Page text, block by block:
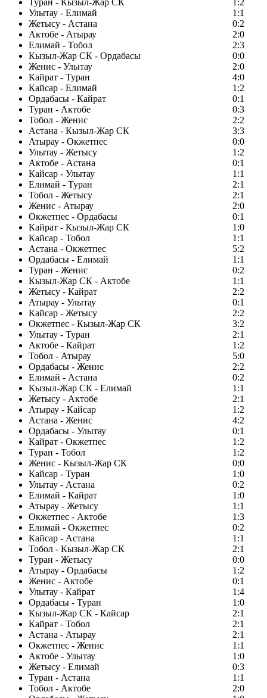
Туран - Кызыл-Жар СК
1:2
Улытау - Елимай
1:1
Жетысу - Астана
0:2
Актобе - Атырау
2:0
Елимай - Тобол
2:3
Кызыл-Жар СК - Ордабасы
0:0
Женис - Улытау
2:0
Кайрат - Туран
4:0
Кайсар - Елимай
1:2
Ордабасы - Кайрат
0:1
Туран - Актобе
0:3
Тобол - Женис
2:2
Астана - Кызыл-Жар СК
3:3
Атырау - Окжетпес
0:0
Улытау - Жетысу
1:2
Актобе - Астана
0:1
Кайсар - Улытау
1:1
Елимай - Туран
2:1
Тобол - Жетысу
2:1
Женис - Атырау
2:0
Окжетпес - Ордабасы
0:1
Кайрат - Кызыл-Жар СК
1:0
Кайсар - Тобол
1:1
Астана - Окжетпес
5:2
Ордабасы - Елимай
1:1
Туран - Женис
0:2
Кызыл-Жар СК - Актобе
1:1
Жетысу - Кайрат
2:2
Атырау - Улытау
0:1
Кайсар - Жетысу
2:2
Окжетпес - Кызыл-Жар СК
3:2
Улытау - Туран
2:1
Актобе - Кайрат
1:2
Тобол - Атырау
5:0
Ордабасы - Женис
2:2
Елимай - Астана
0:2
Кызыл-Жар СК - Елимай
1:1
Жетысу - Актобе
2:1
Атырау - Кайсар
1:2
Астана - Женис
4:2
Ордабасы - Улытау
0:1
Кайрат - Окжетпес
1:2
Туран - Тобол
1:2
Женис - Кызыл-Жар СК
0:0
Кайсар - Туран
1:0
Улытау - Астана
0:2
Елимай - Кайрат
1:0
Атырау - Жетысу
1:1
Окжетпес - Актобе
1:3
Елимай - Окжетпес
0:2
Кайсар - Астана
1:1
Тобол - Кызыл-Жар СК
2:1
Туран - Жетысу
0:0
Атырау - Ордабасы
1:2
Женис - Актобе
0:1
Улытау - Кайрат
1:4
Ордабасы - Туран
1:0
Кызыл-Жар СК - Кайсар
2:1
Кайрат - Тобол
2:1
Астана - Атырау
2:1
Окжетпес - Женис
1:1
Актобе - Улытау
1:0
Жетысу - Елимай
0:3
Туран - Астана
1:1
Тобол - Актобе
2:0